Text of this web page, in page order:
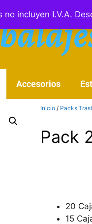
no incluyen I.V.A.
Accesorios
Inicio / Packs
Pack
20
15